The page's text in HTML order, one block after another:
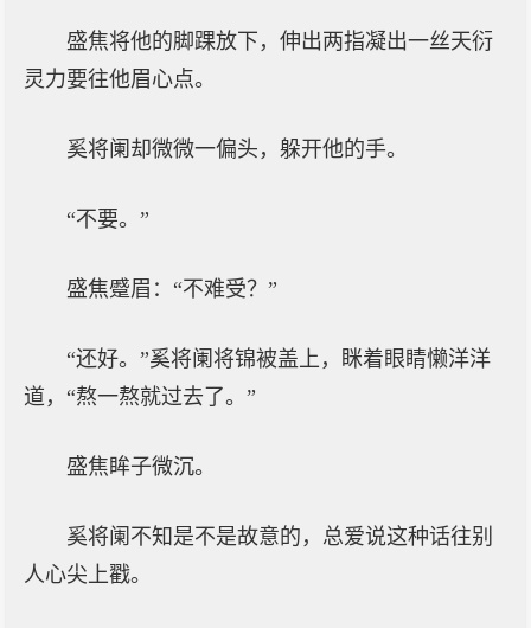
盛焦将他的脚踝放下，伸出两指凝出一丝天衍
灵力要往他眉心点。
奚将阑却微微一偏头，躲开他的手。
“不要。”
盛焦蹙眉：“不难受？”
“还好。”奚将阑将锦被盖上，眯着眼睛懒洋洋
道，“熬一熬就过去了。”
盛焦眸子微沉。
奚将阑不知是不是故意的，总爱说这种话往别
人心尖上戳。